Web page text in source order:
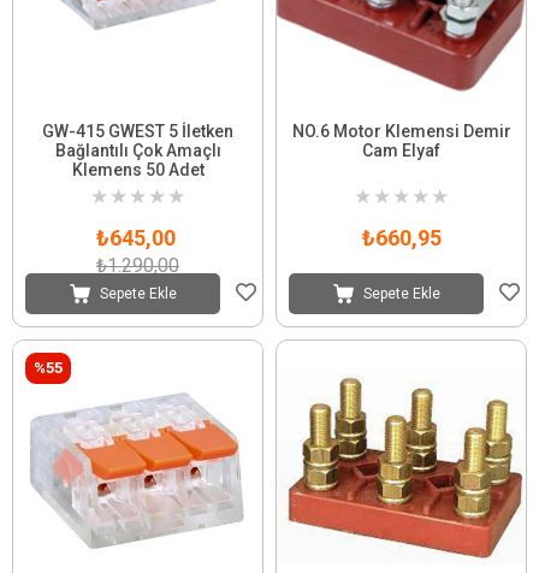
GW-415 GWEST 5 İletken
Bağlantılı Çok Amaçlı
Klemens 50 Adet
★ ★ ★ ★ ★
₺645,00
₺1.290,00
Sepete Ekle
NO.6 Motor Klemensi Demir
Cam Elyaf
★ ★ ★ ★ ★
₺660,95
Sepete Ekle
%55